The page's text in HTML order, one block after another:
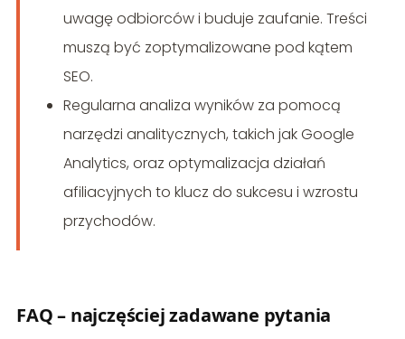
uwagę odbiorców i buduje zaufanie. Treści
muszą być zoptymalizowane pod kątem
SEO.
Regularna analiza wyników za pomocą
narzędzi analitycznych, takich jak Google
Analytics, oraz optymalizacja działań
afiliacyjnych to klucz do sukcesu i wzrostu
przychodów.
FAQ – najczęściej zadawane pytania